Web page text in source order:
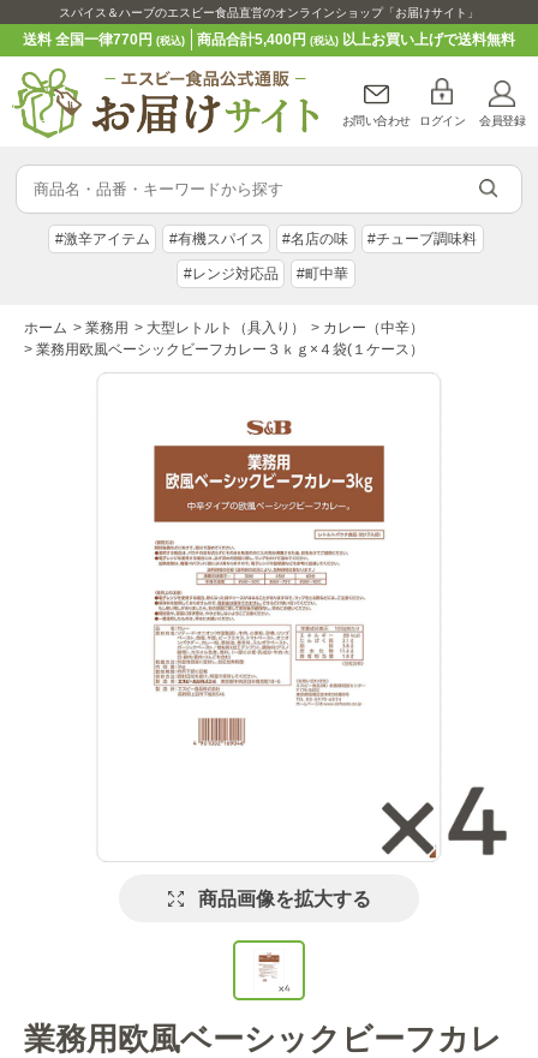
スパイス＆ハーブのエスビー食品直営のオンラインショップ「お届けサイト」
送料 全国一律770円(税込) 商品合計5,400円 (税込)以上お買い上げで送料無料
お問い合わせ ログイン 会員登録
#激辛アイテム #有機スパイス #名店の味 #チューブ調味料
#レンジ対応品 #町中華
ホーム > 業務用 > 大型レトルト（具入り） > カレー（中辛）
> 業務用欧風ベーシックビーフカレー３ｋｇ×４袋(１ケース）
商品画像を拡大する
業務用欧風ベーシックビーフカレ